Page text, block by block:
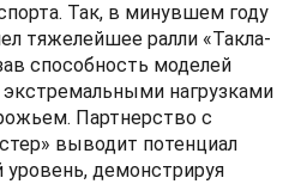
Так, в минувшем году
тяжелейшее ралли «Такла-
способность моделей
экстремальными нагрузками
Партнерство с
выводит потенциал
уровень, демонстрируя